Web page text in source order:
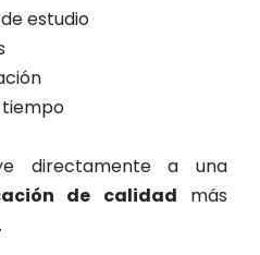
estudio
directamente a una
de calidad más